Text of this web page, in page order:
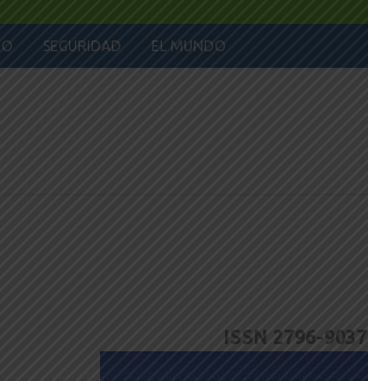
SEGURIDAD EL MUNDO
ISSN 2796-9037